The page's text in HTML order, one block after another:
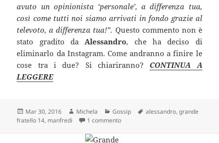
avuto un opinionista ‘personale’, a differenza tua,
così come tutti noi siamo arrivati in fondo grazie al
televoto, a differenza tua!”. Questo commento non è
stato gradito da Alessandro, che ha deciso di
eliminarlo da Instagram. Come andranno a finire le
cose tra i due? Si chiariranno? CONTINUA A
LEGGERE
Scritto
il
Mar 30, 2016 Autore
Michela Categorie
Gossip Tag
alessandro,grande
fratello 14, manfredi 1 commentosu Grande Fratello 14: guerra tra